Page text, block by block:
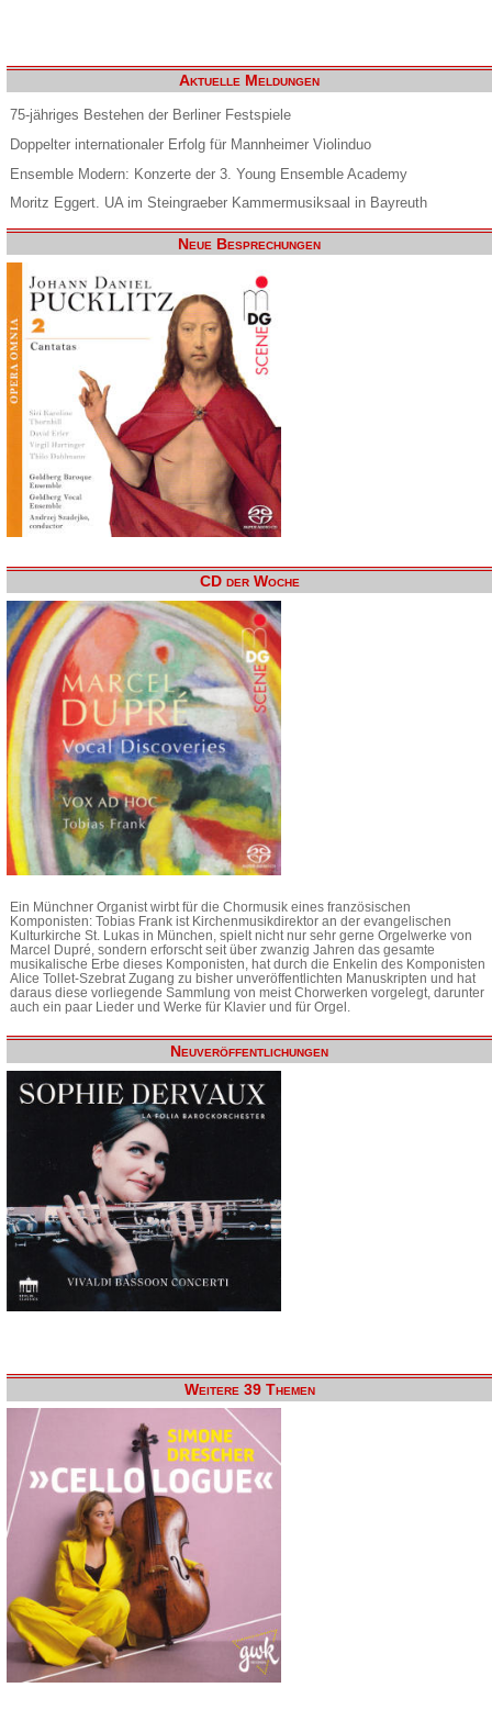
Aktuelle Meldungen
75-jähriges Bestehen der Berliner Festspiele
Doppelter internationaler Erfolg für Mannheimer Violinduo
Ensemble Modern: Konzerte der 3. Young Ensemble Academy
Moritz Eggert. UA im Steingraeber Kammermusiksaal in Bayreuth
Neue Besprechungen
CD der Woche
Ein Münchner Organist wirbt für die Chormusik eines französischen
Komponisten: Tobias Frank ist Kirchenmusikdirektor an der evangelischen
Kulturkirche St. Lukas in München, spielt nicht nur sehr gerne Orgelwerke von
Marcel Dupré, sondern erforscht seit über zwanzig Jahren das gesamte
musikalische Erbe dieses Komponisten, hat durch die Enkelin des Komponisten
Alice Tollet-Szebrat Zugang zu bisher unveröffentlichten Manuskripten und hat
daraus diese vorliegende Sammlung von meist Chorwerken vorgelegt, darunter
auch ein paar Lieder und Werke für Klavier und für Orgel.
Neuveröffentlichungen
Weitere 39 Themen